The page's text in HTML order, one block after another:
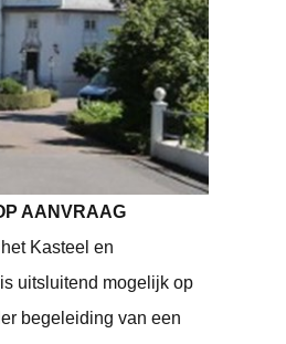
AANVRAAG
Kasteel en
uitsluitend mogelijk op
begeleiding van een